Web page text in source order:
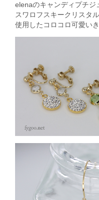
elenaのキャンディプチジ
スワロフスキークリスタ
使用したコロコロ可愛い